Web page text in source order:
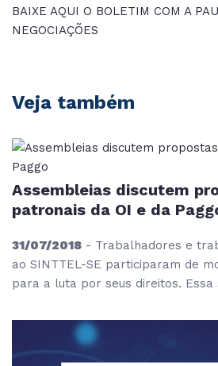
BAIXE AQUI O BOLETIM COM A
NEGOCIAÇÕES
Veja também
Assembleias discutem
patronais da OI e da
31/07/2018 - Trabalhadores e
ao SINTTEL-SE participaram de
para a luta por seus direitos.